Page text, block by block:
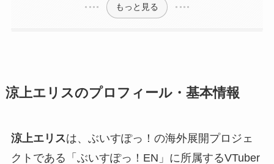
もっと見る
涼上エリスのプロフィール・基本情報
涼上エリスは、ぶいすぽっ！の海外展開プロジェ
クトである「ぶいすぽっ！EN」に所属するVTuber